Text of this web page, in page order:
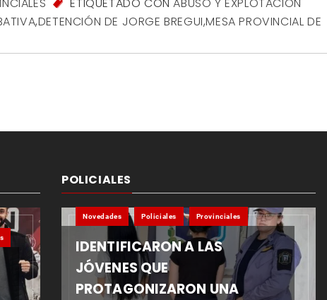
,DETENCIÓN DE JORGE BREGUI,MESA PROVINCIAL DE
POLICIALES
Novedades Policiales Provinciales
IDENTIFICARON A LAS
JÓVENES QUE
PROTAGONIZARON UNA